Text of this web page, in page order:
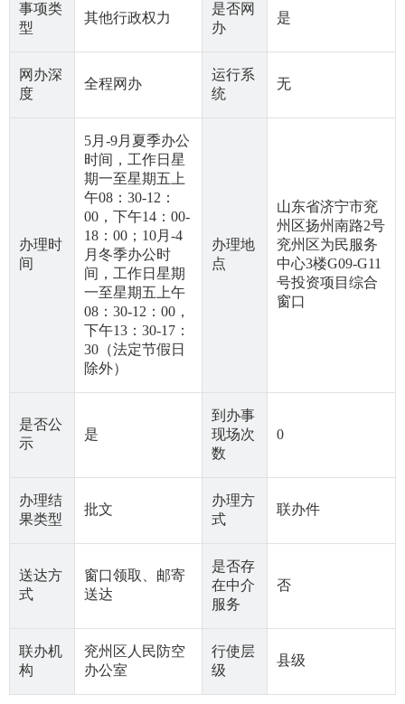
事项类
型
其他行政权力
是否网
办
是
网办深
度
全程网办
运行系
统
无
办理时
间
5月-9月夏季办公
时间，工作日星
期一至星期五上
午08：30-12：
00，下午14：00-
18：00；10月-4
月冬季办公时
间，工作日星期
一至星期五上午
08：30-12：00，
下午13：30-17：
30（法定节假日
除外）
办理地
点
山东省济宁市兖
州区扬州南路2号
兖州区为民服务
中心3楼G09-G11
号投资项目综合
窗口
是否公
示
是
到办事
现场次
数
0
办理结
果类型
批文
办理方
式
联办件
送达方
式
窗口领取、邮寄
送达
是否存
在中介
服务
否
联办机
构
兖州区人民防空
办公室
行使层
级
县级